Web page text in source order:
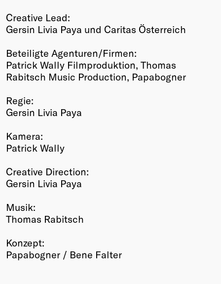
Creative Lead:
Gersin Livia Paya und Caritas Österreich
Beteiligte Agenturen/Firmen:
Patrick Wally Filmproduktion, Thomas
Rabitsch Music Production, Papabogner
Regie:
Gersin Livia Paya
Kamera:
Patrick Wally
Creative Direction:
Gersin Livia Paya
Musik:
Thomas Rabitsch
Konzept:
Papabogner / Bene Falter